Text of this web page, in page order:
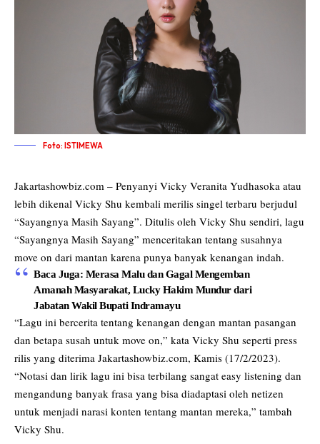
Foto: ISTIMEWA
Jakartashowbiz.com – Penyanyi Vicky Veranita Yudhasoka atau
lebih dikenal Vicky Shu kembali merilis singel terbaru berjudul
“Sayangnya Masih Sayang”. Ditulis oleh Vicky Shu sendiri, lagu
“Sayangnya Masih Sayang” menceritakan tentang susahnya
move on dari mantan karena punya banyak kenangan indah.
Baca Juga: Merasa Malu dan Gagal Mengemban
Amanah Masyarakat, Lucky Hakim Mundur dari
Jabatan Wakil Bupati Indramayu
“Lagu ini bercerita tentang kenangan dengan mantan pasangan
dan betapa susah untuk move on,” kata Vicky Shu seperti press
rilis yang diterima Jakartashowbiz.com, Kamis (17/2/2023).
“Notasi dan lirik lagu ini bisa terbilang sangat easy listening dan
mengandung banyak frasa yang bisa diadaptasi oleh netizen
untuk menjadi narasi konten tentang mantan mereka,” tambah
Vicky Shu.